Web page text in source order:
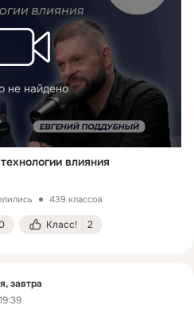
не найдено
влияния
439 классов
Класс! 2
завтра